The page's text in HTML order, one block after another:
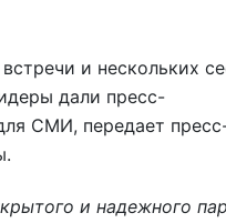
и нескольких
дали пресс-
СМИ, передает
и надежного